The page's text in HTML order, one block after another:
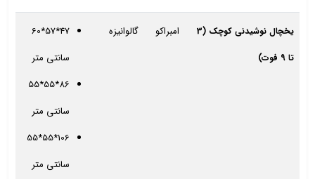
یخچال نوشیدنی کوچک (3
تا 9 فوت)
امبراکو گالوانیزه
47*57*60
سانتی متر
86*55*55
سانتی متر
106*55*55
سانتی متر